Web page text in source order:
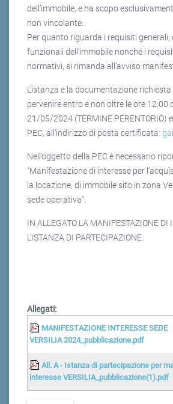
dell’immobile, e ha scopo
non vincolante.
Per quanto riguarda i requisiti generali,
funzionali dell'immobile nonché i
normativi, si rimanda all'avviso
L’istanza e la documentazione
pervenire entro e non oltre le ore 12:00
21/05/2024 (TERMINE PERENTORIO)
PEC, all’indirizzo di posta certificata:
Nell’oggetto della PEC è necessario
"Manifestazione di interesse per
la locazione, di immobile sito in zona
sede operativa".
IN ALLEGATO LA MANIFESTAZIONE DI
L'ISTANZA DI PARTECIPAZIONE.
Allegati:
MANIFESTAZIONE INTERESSE SEDE
VERSILIA 2024_pubblicazione.pdf
All. A - Istanza di partecipazione per
interesse VERSILIA_pubblicazione(1).pdf